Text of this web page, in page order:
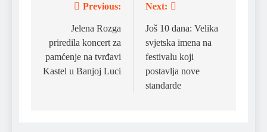
navigation
Previous:
Jelena Rozga
priredila koncert za
pamćenje na tvrđavi
Kastel u Banjoj Luci
Next:
Još 10 dana: Velika
svjetska imena na
festivalu koji
postavlja nove
standarde